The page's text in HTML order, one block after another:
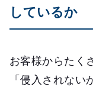
しているか
お客様からたく
「侵入されな